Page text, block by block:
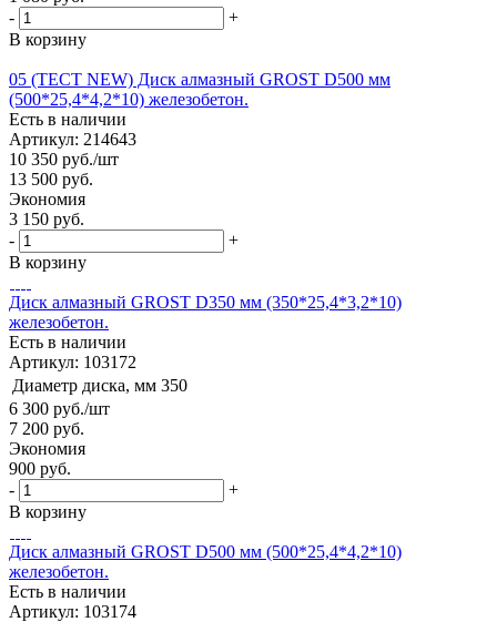
-
+
В корзину
05 (ТЕСТ NEW) Диск алмазный GROST D500 мм
(500*25,4*4,2*10) железобетон.
Есть в наличии
Артикул: 214643
10 350 руб./шт
13 500 руб.
Экономия
3 150 руб.
-
+
В корзину
Диск алмазный GROST D350 мм (350*25,4*3,2*10)
железобетон.
Есть в наличии
Артикул: 103172
Диаметр диска, мм 350
6 300 руб./шт
7 200 руб.
Экономия
900 руб.
-
+
В корзину
Диск алмазный GROST D500 мм (500*25,4*4,2*10)
железобетон.
Есть в наличии
Артикул: 103174